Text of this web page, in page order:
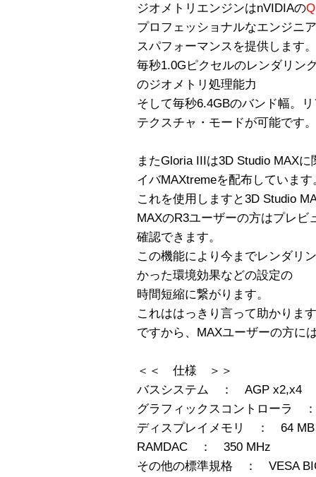
ジオメトリエンジンはnVIDIAの
プロフェッショナルなエンジニ
スパフォーマンスを提供します。
毎秒1.0Gピクセルのレンダリン
のジオメトリ処理能力
そして毎秒6.4GBのバンド幅。
テクスチャ・モードが可能です。
またGloria IIIは3D Studio MAX
イバMAXtremeを配布しています
これを使用しますと3D Studio
MAXのR3ユーザーの方はプレ
確認できます。
この機能により今までレンダリ
かった環境効果などの設定の
時間短縮に繋がります。
これははっきり言って助かりま
ですから、MAXユーザーの方に
＜＜ 仕様 ＞＞
バスシステム ： AGP x2,x4
グラフィックスコントローラ
ディスプレイメモリ ： 64 MB
RAMDAC ： 350 MHz
その他の標準規格 ： VESA